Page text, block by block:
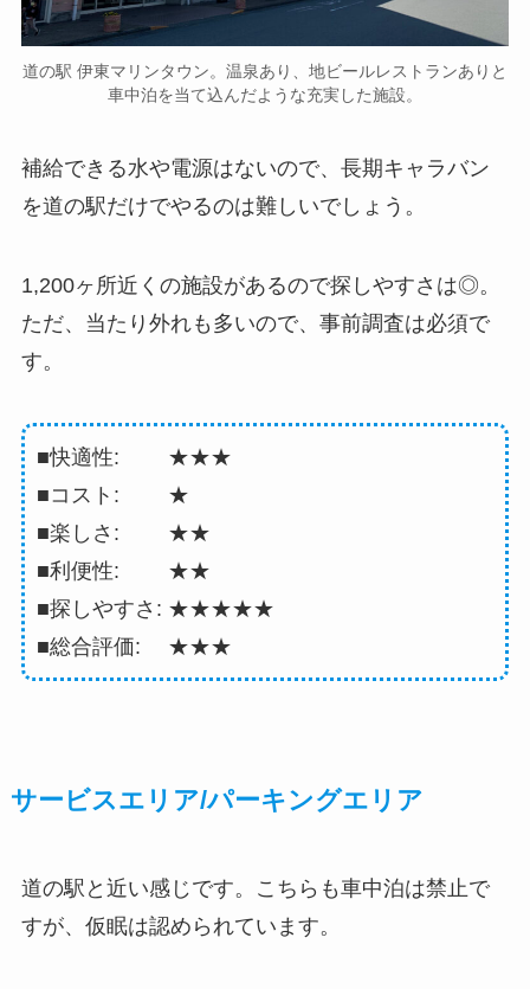
道の駅 伊東マリンタウン。温泉あり、地ビールレストランありと
車中泊を当て込んだような充実した施設。
補給できる水や電源はないので、長期キャラバン
を道の駅だけでやるのは難しいでしょう。
1,200ヶ所近くの施設があるので探しやすさは◎。
ただ、当たり外れも多いので、事前調査は必須で
す。
■快適性: ★★★
■コスト: ★
■楽しさ: ★★
■利便性: ★★
■探しやすさ: ★★★★★
■総合評価: ★★★
サービスエリア/パーキングエリア
道の駅と近い感じです。こちらも車中泊は禁止で
すが、仮眠は認められています。